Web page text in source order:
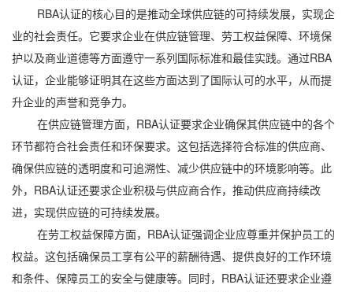
RBA认证的核心目的是推动全球供应链的可持续发展，实现企
业的社会责任。它要求企业在供应链管理、劳工权益保障、环境保
护以及商业道德等方面遵守一系列国际标准和最佳实践。通过RBA
认证，企业能够证明其在这些方面达到了国际认可的水平，从而提
升企业的声誉和竞争力。
在供应链管理方面，RBA认证要求企业确保其供应链中的各个
环节都符合社会责任和环保要求。这包括选择符合标准的供应商、
确保供应链的透明度和可追溯性、减少供应链中的环境影响等。此
外，RBA认证还要求企业积极与供应商合作，推动供应商持续改
进，实现供应链的可持续发展。
在劳工权益保障方面，RBA认证强调企业应尊重并保护员工的
权益。这包括确保员工享有公平的薪酬待遇、提供良好的工作环境
和条件、保障员工的安全与健康等。同时，RBA认证还要求企业遵